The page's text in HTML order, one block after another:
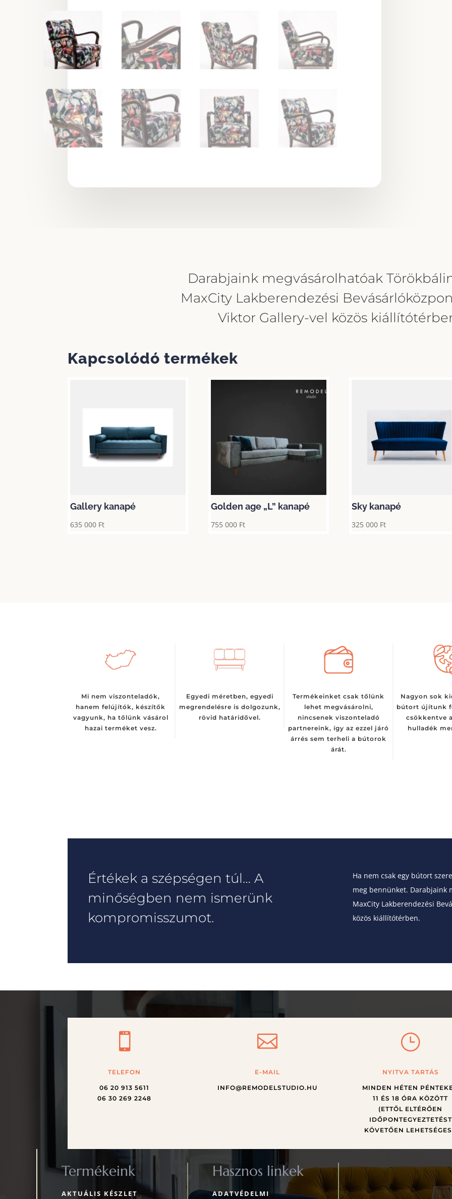
Darabjaink megvásárolhatóak
MaxCity Lakberendezési
Viktor Gallery-vel közös
Kapcsolódó termékek
Gallery kanapé
635 000 Ft
Golden age „L” kanapé
755 000 Ft
Sky kanapé
325 000 Ft
Mi nem viszonteladók,
hanem felújítók, készítők
vagyunk, ha tőlünk vásárol
hazai terméket vesz.
Egyedi méretben, egyedi
megrendelésre is dolgozunk,
rövid határidővel.
Termékeinket csak tőlünk
lehet megvásárolni,
nincsenek viszonteladó
partnereink, így az ezzel járó
árrés sem terheli a bútorok
árát.
Nagyon sok
bútort újítunk
csökkentve
hulladék
Értékek a szépségen túl… A
minőségben nem ismerünk
kompromisszumot.
Ha nem csak egy bútort
meg bennünket. Darabjaink
MaxCity Lakberendezési
közös kiállítótérben.

TELEFON
06 20 913 5611
06 30 269 2248

E-MAIL
INFO@REMODELSTUDIO.HU
}
NYITVA TARTÁS
MINDEN HÉTEN
11 ÉS 18 ÓRA KÖZÖTT
(ETTŐL ELTÉRŐEN
IDŐPONTEGYEZTETÉST
KÖVETŐEN
Termékeink
AKTUÁLIS KÉSZLET
Hasznos linkek
ADATVÉDELMI